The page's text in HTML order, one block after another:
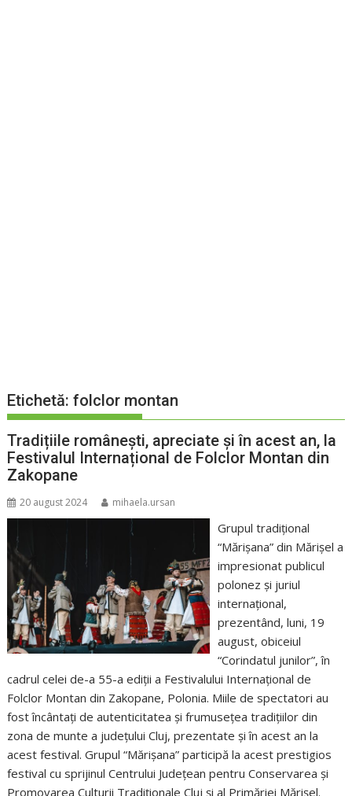
Etichetă:folclor montan
Tradițiile românești, apreciate și în acest an, la
Festivalul Internațional de Folclor Montan din
Zakopane
20 august 2024 mihaela.ursan
Grupul tradițional
“Mărișana” din Mărișel a
impresionat publicul
polonez și juriul
internațional,
prezentând, luni, 19
august, obiceiul
“Corindatul junilor”, în
cadrul celei de-a 55-a ediții a Festivalului Internațional de
Folclor Montan din Zakopane, Polonia. Miile de spectatori au
fost încântați de autenticitatea și frumusețea tradițiilor din
zona de munte a județului Cluj, prezentate și în acest an la
acest festival. Grupul “Mărișana” participă la acest prestigios
festival cu sprijinul Centrului Județean pentru Conservarea și
Promovarea Culturii Tradiționale Cluj și al Primăriei Mărișel.